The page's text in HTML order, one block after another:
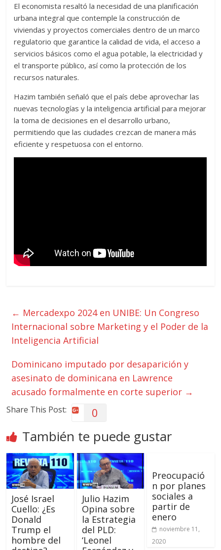
El economista resaltó la necesidad de una planificación
urbana integral que contemple la construcción de
viviendas y proyectos comerciales dentro de un marco
regulatorio que garantice la calidad de vida, el acceso a
servicios básicos como el agua potable, la electricidad y
el transporte público, así como la protección de los
recursos naturales.
Hazim también señaló que el país debe aprovechar las
nuevas tecnologías y la inteligencia artificial para mejorar
la toma de decisiones en el desarrollo urbano,
permitiendo que las ciudades crezcan de manera más
eficiente y respetuosa con el entorno.
← Mercadexpo 2024 en UNIBE: Un Congreso
Internacional sobre Marketing y el Poder de la
Inteligencia Artificial
Dominicano imputado por desaparición y
asesinato de dominicana en Lawrence
acusado formalmente en corte superior →
Share This Post: 0
También te puede gustar
José Israel
Cuello: ¿Es
Donald
Trump el
hombre del
Julio Hazim
Opina sobre
la Estrategia
del PLD:
‘Leonel
Preocupació
n por planes
sociales a
partir de
enero
noviembre 11,
2020